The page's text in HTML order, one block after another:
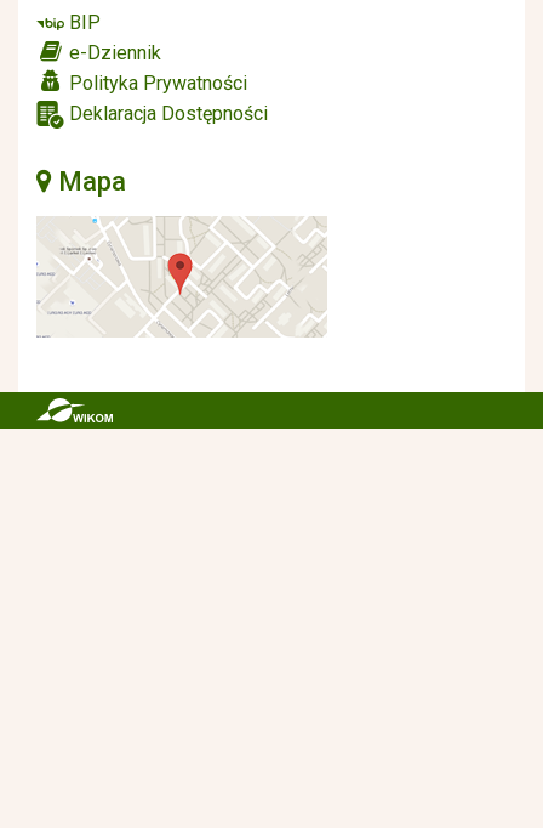
BIP
e-Dziennik
Polityka Prywatności
Deklaracja Dostępności
Mapa